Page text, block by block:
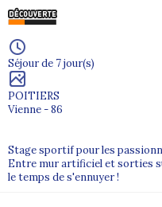
Séjour de 7 jour(s)
POITIERS
Vienne - 86
Stage sportif pour les
Entre mur artificiel et sorties
le temps de s'ennuyer !